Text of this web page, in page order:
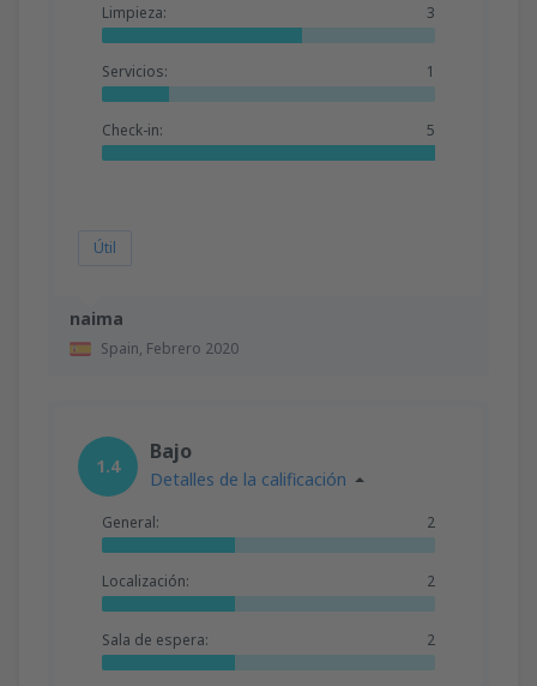
naima
Spain, Febrero 2020
Limpieza: 3
Servicios: 1
Check-in: 5
Útil
1.4
Bajo
Detalles de la calificación
General: 2
Localización: 2
Sala de espera: 2